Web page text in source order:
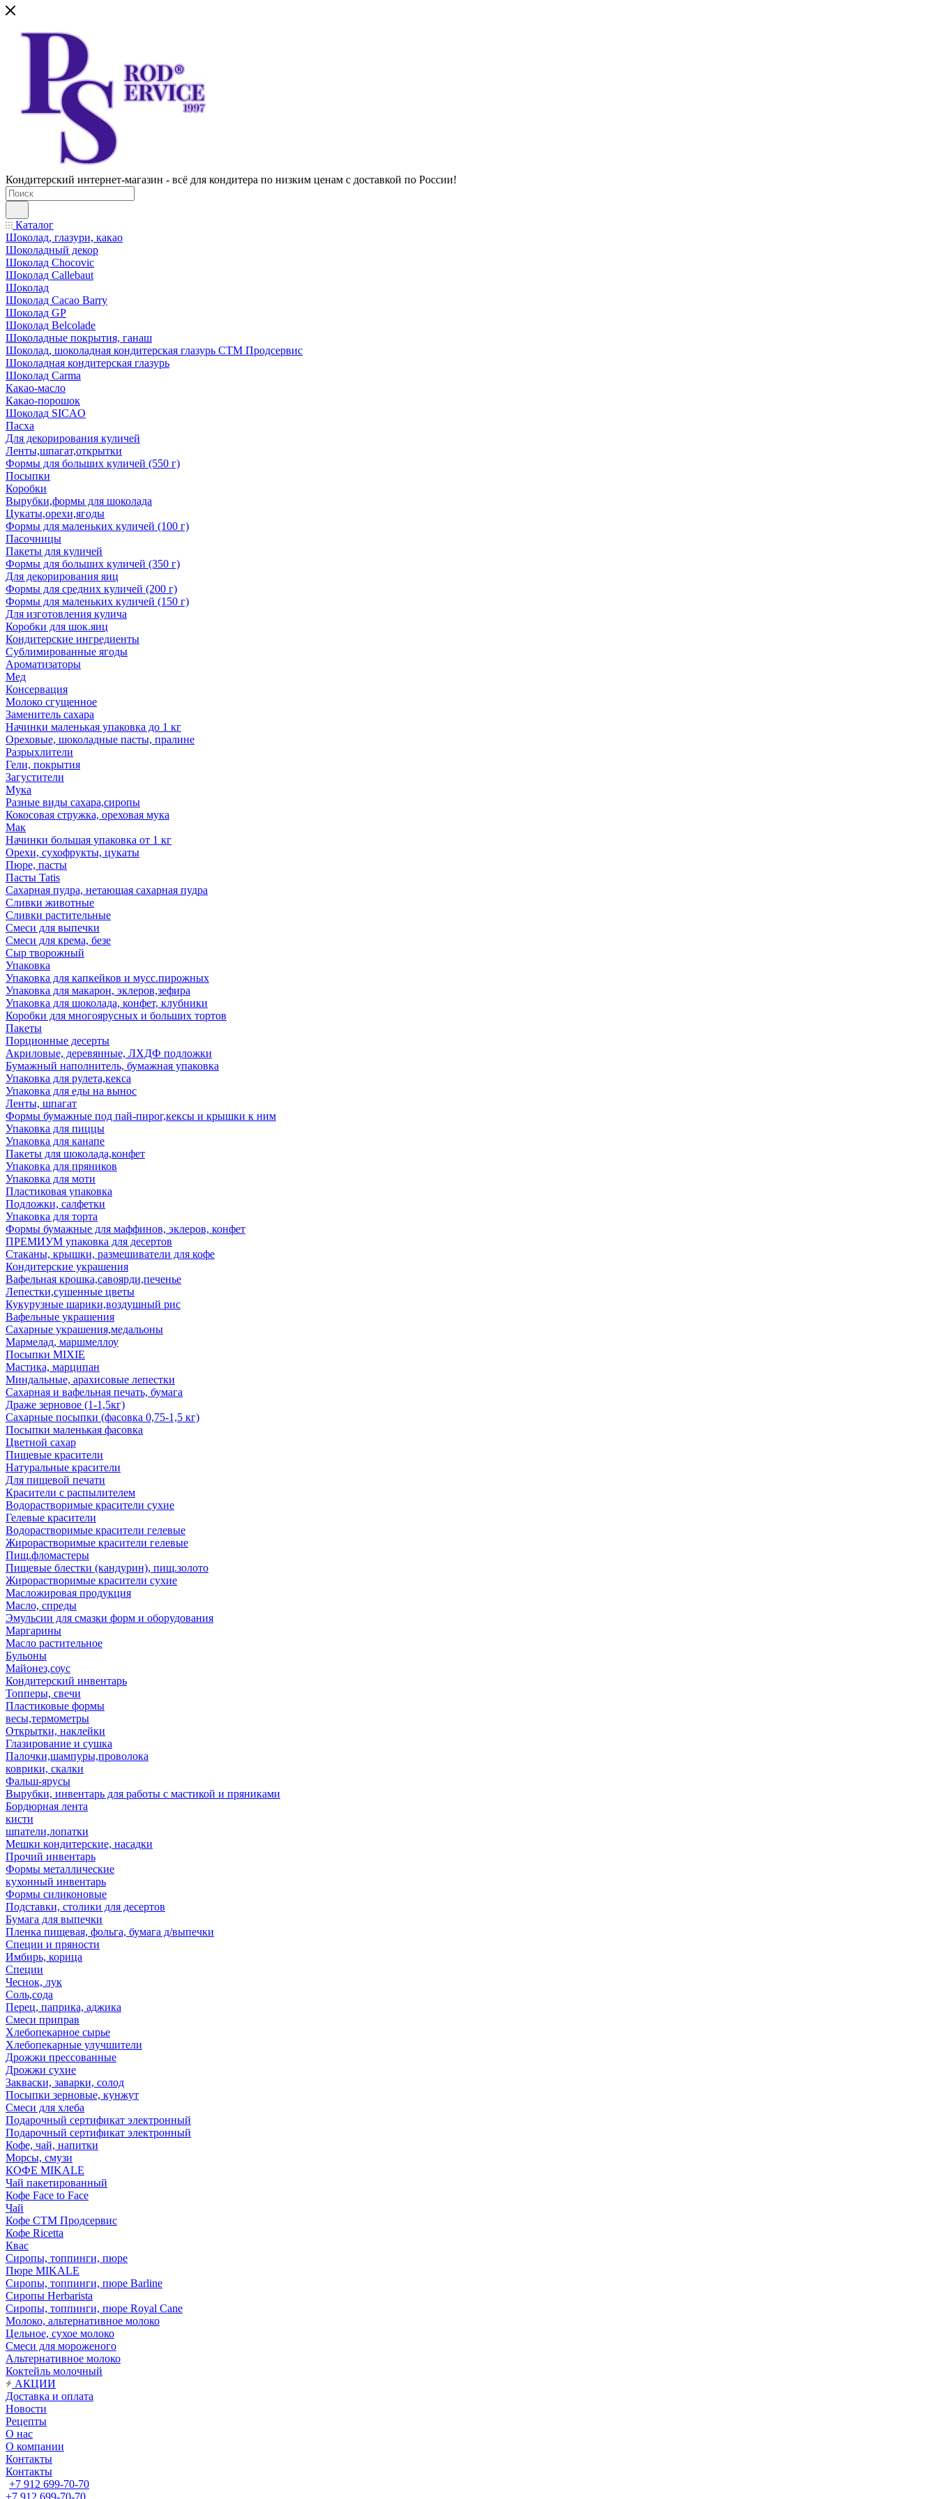
Кондитерский интернет-магазин - всё для кондитера по низким ценам с доставкой по России!
Каталог
Шоколад, глазури, какао
Шоколадный декор
Шоколад Chocovic
Шоколад Callebaut
Шоколад
Шоколад Cacao Barry
Шоколад GP
Шоколад Belcolade
Шоколадные покрытия, ганаш
Шоколад, шоколадная кондитерская глазурь СТМ Продсервис
Шоколадная кондитерская глазурь
Шоколад Carma
Какао-масло
Какао-порошок
Шоколад SICAO
Пасха
Для декорирования куличей
Ленты,шпагат,открытки
Формы для больших куличей (550 г)
Посыпки
Коробки
Вырубки,формы для шоколада
Цукаты,орехи,ягоды
Формы для маленьких куличей (100 г)
Пасочницы
Пакеты для куличей
Формы для больших куличей (350 г)
Для декорирования яиц
Формы для средних куличей (200 г)
Формы для маленьких куличей (150 г)
Для изготовления кулича
Коробки для шок.яиц
Кондитерские ингредиенты
Сублимированные ягоды
Ароматизаторы
Мед
Консервация
Молоко сгущенное
Заменитель сахара
Начинки маленькая упаковка до 1 кг
Ореховые, шоколадные пасты, пралине
Разрыхлители
Гели, покрытия
Загустители
Мука
Разные виды сахара,сиропы
Кокосовая стружка, ореховая мука
Мак
Начинки большая упаковка от 1 кг
Орехи, сухофрукты, цукаты
Пюре, пасты
Пасты Tatis
Сахарная пудра, нетающая сахарная пудра
Сливки животные
Сливки растительные
Смеси для выпечки
Смеси для крема, безе
Сыр творожный
Упаковка
Упаковка для капкейков и мусс.пирожных
Упаковка для макарон, эклеров,зефира
Упаковка для шоколада, конфет, клубники
Коробки для многоярусных и больших тортов
Пакеты
Порционные десерты
Акриловые, деревянные, ЛХДФ подложки
Бумажный наполнитель, бумажная упаковка
Упаковка для рулета,кекса
Упаковка для еды на вынос
Ленты, шпагат
Формы бумажные под пай-пирог,кексы и крышки к ним
Упаковка для пиццы
Упаковка для канапе
Пакеты для шоколада,конфет
Упаковка для пряников
Упаковка для моти
Пластиковая упаковка
Подложки, салфетки
Упаковка для торта
Формы бумажные для маффинов, эклеров, конфет
ПРЕМИУМ упаковка для десертов
Стаканы, крышки, размешиватели для кофе
Кондитерские украшения
Вафельная крошка,савоярди,печенье
Лепестки,сушенные цветы
Кукурузные шарики,воздушный рис
Вафельные украшения
Сахарные украшения,медальоны
Мармелад, маршмеллоу
Посыпки MIXIE
Мастика, марципан
Миндальные, арахисовые лепестки
Сахарная и вафельная печать, бумага
Драже зерновое (1-1,5кг)
Сахарные посыпки (фасовка 0,75-1,5 кг)
Посыпки маленькая фасовка
Цветной сахар
Пищевые красители
Натуральные красители
Для пищевой печати
Красители с распылителем
Водорастворимые красители сухие
Гелевые красители
Водорастворимые красители гелевые
Жирорастворимые красители гелевые
Пищ.фломастеры
Пищевые блестки (кандурин), пищ.золото
Жирорастворимые красители сухие
Масложировая продукция
Масло, спреды
Эмульсии для смазки форм и оборудования
Маргарины
Масло растительное
Бульоны
Майонез,соус
Кондитерский инвентарь
Топперы, свечи
Пластиковые формы
весы,термометры
Открытки, наклейки
Глазирование и сушка
Палочки,шампуры,проволока
коврики, скалки
Фальш-ярусы
Вырубки, инвентарь для работы с мастикой и пряниками
Бордюрная лента
кисти
шпатели,лопатки
Мешки кондитерские, насадки
Прочий инвентарь
Формы металлические
кухонный инвентарь
Формы силиконовые
Подставки, столики для десертов
Бумага для выпечки
Пленка пищевая, фольга, бумага д/выпечки
Специи и пряности
Имбирь, корица
Специи
Чеснок, лук
Соль,сода
Перец, паприка, аджика
Смеси приправ
Хлебопекарное сырье
Хлебопекарные улучшители
Дрожжи прессованные
Дрожжи сухие
Закваски, заварки, солод
Посыпки зерновые, кунжут
Смеси для хлеба
Подарочный сертификат электронный
Подарочный сертификат электронный
Кофе, чай, напитки
Морсы, смузи
КОФЕ MIKALE
Чай пакетированный
Кофе Face to Face
Чай
Кофе СТМ Продсервис
Кофе Ricetta
Квас
Сиропы, топпинги, пюре
Пюре MIKALE
Сиропы, топпинги, пюре Barline
Сиропы Herbarista
Сиропы, топпинги, пюре Royal Cane
Молоко, альтернативное молоко
Цельное, сухое молоко
Смеси для мороженого
Альтернативное молоко
Коктейль молочный
АКЦИИ
Доставка и оплата
Новости
Рецепты
О нас
О компании
Контакты
Контакты
+7 912 699-70-70
+7 912 699-70-70